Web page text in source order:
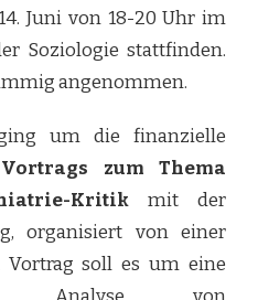
Juni von 18-20 Uhr im
Soziologie stattfinden.
angenommen.
um die finanzielle
Vortrags zum Thema
Kritik mit der
organisiert von einer
Vortrag soll es um eine